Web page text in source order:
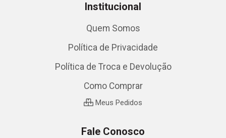
Institucional
Quem Somos
Política de Privacidade
Política de Troca e Devolução
Como Comprar
Meus Pedidos
Fale Conosco